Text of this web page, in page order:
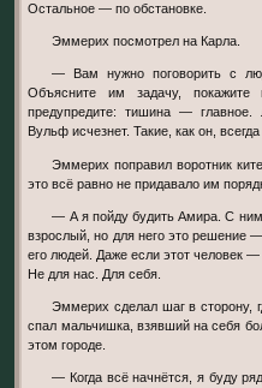
Остальное — по обстановке.
Эммерих посмотрел на Карла.
— Вам нужно поговорить с людьми, которые пойдут на засаду.
Объясните им задачу,
предупредите: тишина —
Вульф исчезнет. Такие, как он,
Эммерих поправил воротник кителя, провёл рукой по волосам, хотя
это всё равно не придавало им
— А я пойду будить Амира. С ним нужно говорить осторожно. Он уже
взрослый, но для него это решение
его людей. Даже если этот человек
Не для нас. Для себя.
Эммерих сделал шаг в сторону, где в тени, свернувшись калачиком,
спал мальчишка, взявший на себя
этом городе.
— Когда всё начнётся, я буду рядом с детьми. Они мне доверяют. Я